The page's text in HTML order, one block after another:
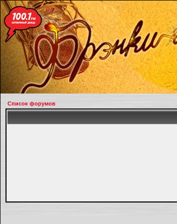
Список форумов